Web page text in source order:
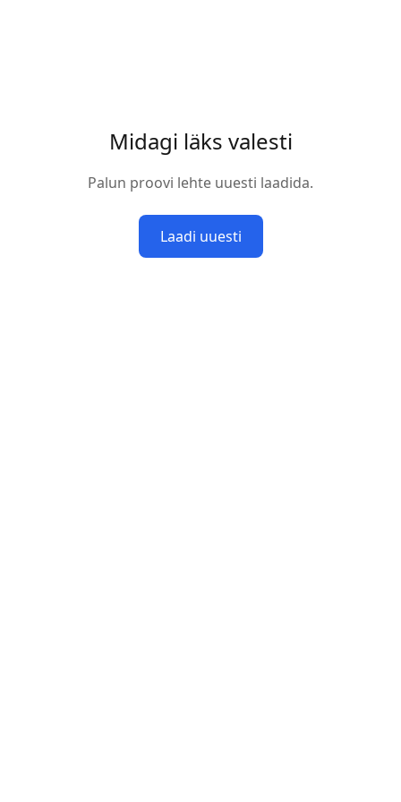
Midagi läks valesti
Palun proovi lehte uuesti laadida.
Laadi uuesti